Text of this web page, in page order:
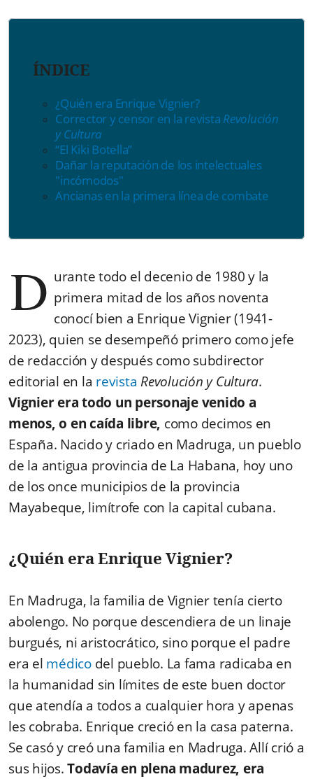
ÍNDICE
¿Quién era Enrique Vignier?
Corrector y censor en la revista Revolución
y Cultura
“El Kiki Botella”
Dañar la reputación de los intelectuales
"incómodos"
Ancianas en la primera línea de combate
D urante todo el decenio de 1980 y la
primera mitad de los años noventa
conocí bien a Enrique Vignier (1941-
2023), quien se desempeñó primero como jefe
de redacción y después como subdirector
editorial en la revista Revolución y Cultura.
Vignier era todo un personaje venido a
menos, o en caída libre, como decimos en
España. Nacido y criado en Madruga, un pueblo
de la antigua provincia de La Habana, hoy uno
de los once municipios de la provincia
Mayabeque, limítrofe con la capital cubana.
¿Quién era Enrique Vignier?
En Madruga, la familia de Vignier tenía cierto
abolengo. No porque descendiera de un linaje
burgués, ni aristocrático, sino porque el padre
era el médicodel pueblo. La fama radicaba en
la humanidad sin límites de este buen doctor
que atendía a todos a cualquier hora y apenas
les cobraba. Enrique creció en la casa paterna.
Se casó y creó una familia en Madruga. Allí crió a
sus hijos.Todavía en plena madurez, era